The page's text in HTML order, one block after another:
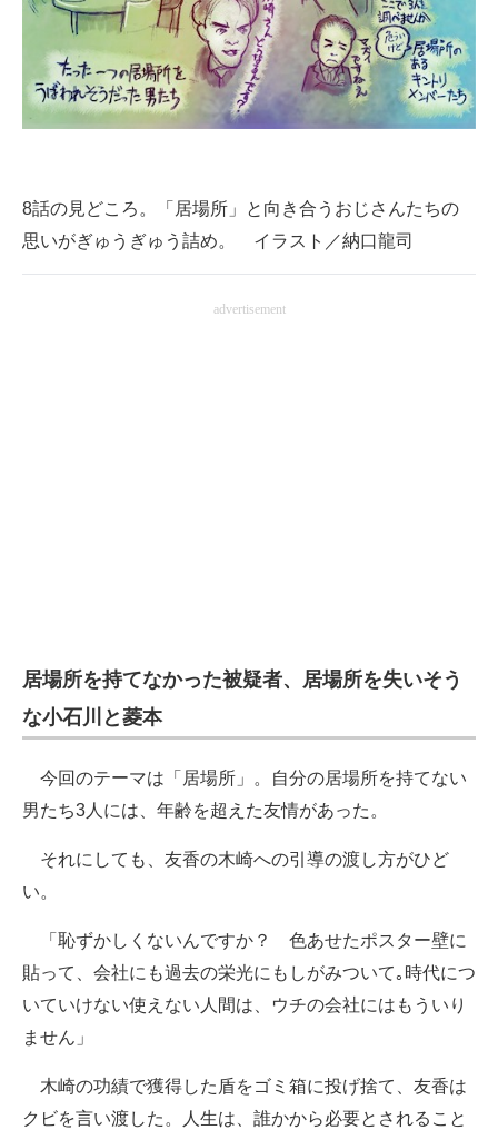
8話の見どころ。「居場所」と向き合うおじさんたちの
思いがぎゅうぎゅう詰め。 イラスト／納口龍司
advertisement
居場所を持てなかった被疑者、居場所を失いそう
な小石川と菱本
今回のテーマは「居場所」。自分の居場所を持てない
男たち3人には、年齢を超えた友情があった。
それにしても、友香の木崎への引導の渡し方がひど
い。
「恥ずかしくないんですか？ 色あせたポスター壁に
貼って、会社にも過去の栄光にもしがみついて｡時代につ
いていけない使えない人間は、ウチの会社にはもういり
ません」
木崎の功績で獲得した盾をゴミ箱に投げ捨て、友香は
クビを言い渡した。人生は、誰かから必要とされること